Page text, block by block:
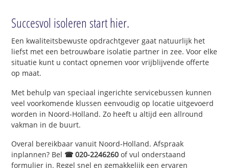
Succesvol isoleren start hier.
Een kwaliteitsbewuste opdrachtgever gaat natuurlijk het
liefst met een betrouwbare isolatie partner in zee. Voor elke
situatie kunt u contact opnemen voor vrijblijvende offerte
op maat.
Met behulp van speciaal ingerichte servicebussen kunnen
veel voorkomende klussen eenvoudig op locatie uitgevoerd
worden in Noord-Holland. Zo heeft u altijd een allround
vakman in de buurt.
Overal bereikbaar vanuit Noord-Holland. Afspraak
inplannen? Bel ☎ 020-2246260 of vul onderstaand
formulier in. Regel snel en gemakkelijk een ervaren